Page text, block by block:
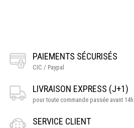
PAIEMENTS SÉCURISÉS
CIC / Paypal
LIVRAISON EXPRESS (J+1)
pour toute commande passée avant 14h
SERVICE CLIENT